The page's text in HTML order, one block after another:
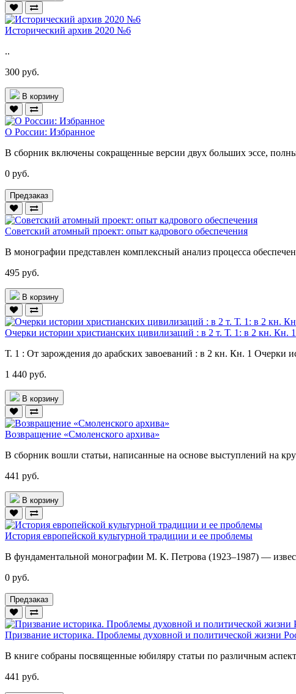
Исторический архив 2020 №6
..
300 руб.
В корзину
О России: Избранное
В сборник включены сокращенные версии двух больших эссе,
0 руб.
Предзаказ
Советский атомный проект: опыт кадрового обеспечения
В монографии представлен комплексный анализ процесса
495 руб.
В корзину
Очерки истории христианских цивилизаций : в 2 т. Т. 1: в 2 кн. Кн. 1
Т. 1 : От зарождения до арабских завоеваний : в 2 кн. Кн. 1 Очерки
1 440 руб.
В корзину
Возвращение «Смоленского архива»
В сборник вошли статьи, написанные на основе выступлений на
441 руб.
В корзину
История европейской культурной традиции и ее проблемы
В фундаментальной монографии М. К. Петрова (1923–1987) —
0 руб.
Предзаказ
Призвание историка. Проблемы духовной и политической жизни
В книге собраны посвященные юбиляру статьи по различным
441 руб.